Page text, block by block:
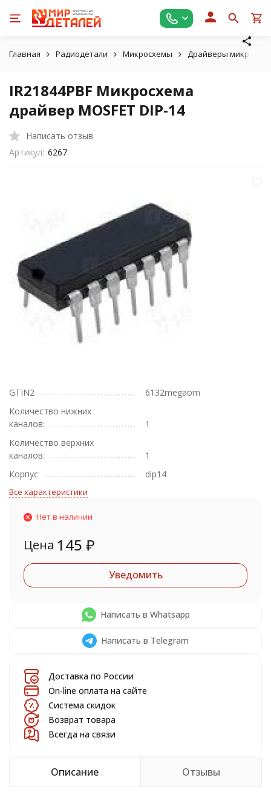
Главная Радиодетали Микросхемы Драйверы
IR21844PBF Микросхема
драйвер MOSFET DIP-14
Написать отзыв
Артикул: 6267
GTIN2
6132megaom
Количество нижних
каналов:
1
Количество верхних
каналов:
1
Корпус:
dip14
Все характеристики
Нет в наличии
Цена 145 ₽
Уведомить
Написать в Whatsapp
Написать в Telegram
Доставка по России
On-line оплата на сайте
Система скидок
Возврат товара
Всегда на связи
Описание Отзывы